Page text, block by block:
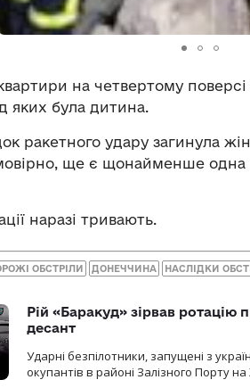
на четвертому
яких була дитина.
ракетного удару загинула
ще є щонайменше одна
наразі тривають.
ОБСТРІЛИ ДОНЕЧЧИНА НАСЛІДКИ
Рій «Баракуд» зірвав
десант
Ударні безпілотники, запущені з
окупантів в районі Залізного Порту